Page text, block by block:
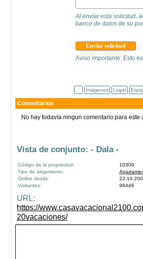
Al enviar esta solicitud,
banco de datos de su
Aviso importante: Esto
Imágenes Lugar
Comentarios
No hay todavía ningun comentario para este
Vista de conjunto: - Dala -
Código de la propriedad:
10309
Tipo de alojamiento:
Online desde:
Visitantes:
96446
URL:
https://
20vacaciones/